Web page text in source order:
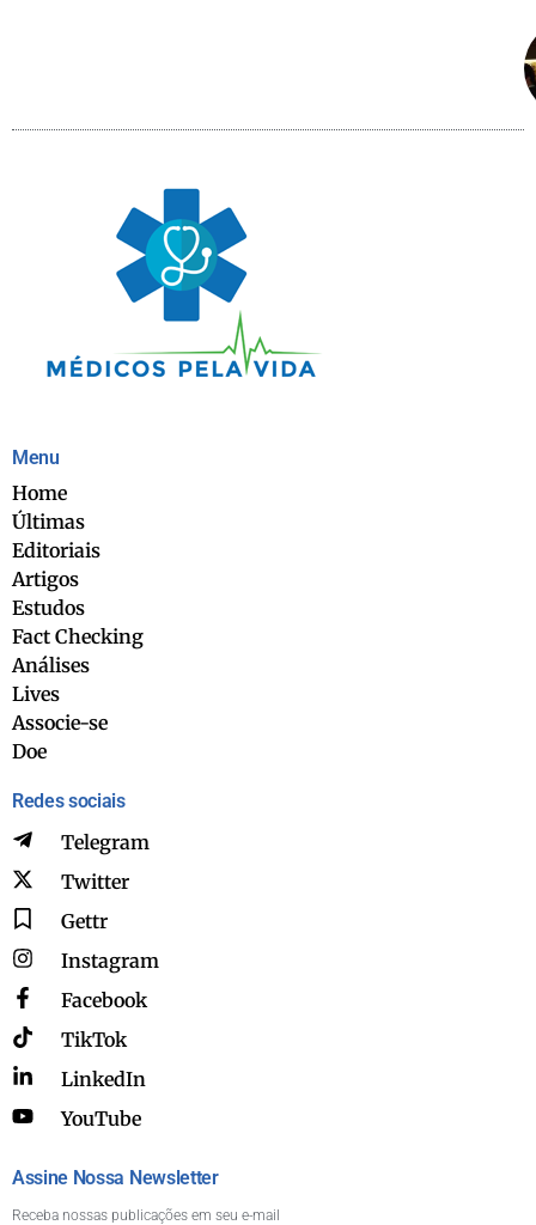
Menu
Home
Últimas
Editoriais
Artigos
Estudos
Fact Checking
Análises
Lives
Associe-se
Doe
Redes sociais
Telegram
Twitter
Gettr
Instagram
Facebook
TikTok
LinkedIn
YouTube
Assine Nossa Newsletter
Receba nossas publicações em seu e-mail